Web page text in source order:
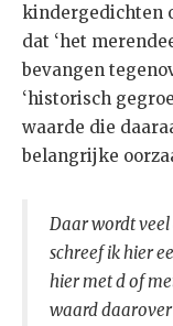
kindergedichten
dat ‘het
bevangen
‘historisch
waarde die
belangrijke
Daar wordt
schreef ik hier
hier met d of
waard